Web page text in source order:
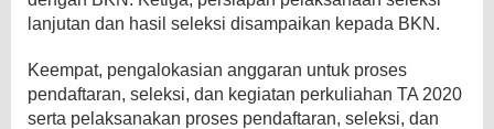
lanjutan dan hasil seleksi disampaikan kepada BKN.
Keempat, pengalokasian anggaran untuk proses
pendaftaran, seleksi, dan kegiatan perkuliahan TA 2020
serta pelaksanakan proses pendaftaran, seleksi, dan